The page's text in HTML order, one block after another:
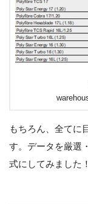
もちろん、全てに
す。データを厳選
式にしてみました！